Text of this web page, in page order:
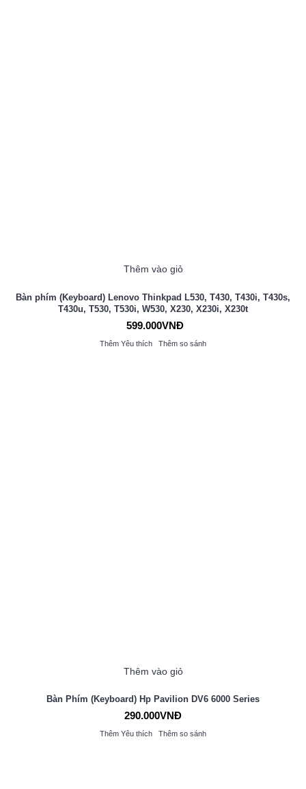
Thêm vào giỏ
Bàn phím (Keyboard) Lenovo Thinkpad L530, T430, T430i, T430s,
T430u, T530, T530i, W530, X230, X230i, X230t
599.000VNĐ
Thêm Yêu thích Thêm so sánh
Thêm vào giỏ
Bàn Phím (Keyboard) Hp Pavilion DV6 6000 Series
290.000VNĐ
Thêm Yêu thích Thêm so sánh